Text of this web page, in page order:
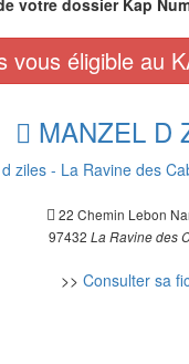
votre dossier Kap
vous éligible au
MANZEL D
22 Chemin Lebon
97432La Ravine des
>>Consulter sa